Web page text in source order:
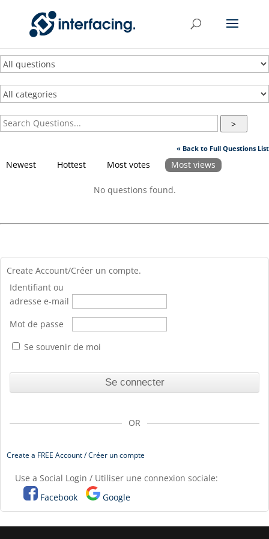
>
« Back to Full Questions List
Newest Hottest Most votes Most views
No questions found.
Create Account/Créer un compte.
Identifiant ou
adresse e-mail
Mot de passe
Se souvenir de moi
OR
Create a FREE Account / Créer un compte
Use a Social Login / Utiliser une connexion sociale:
Facebook
Google